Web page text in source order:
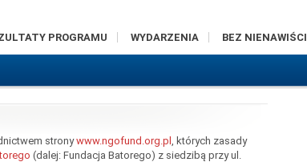
PROGRAMU WYDARZENIA BEZ NIENAWIŚCI
stronywww.ngofund.org.pl
, których zasady
(dalej: Fundacja Batorego) z siedzibą przy ul.